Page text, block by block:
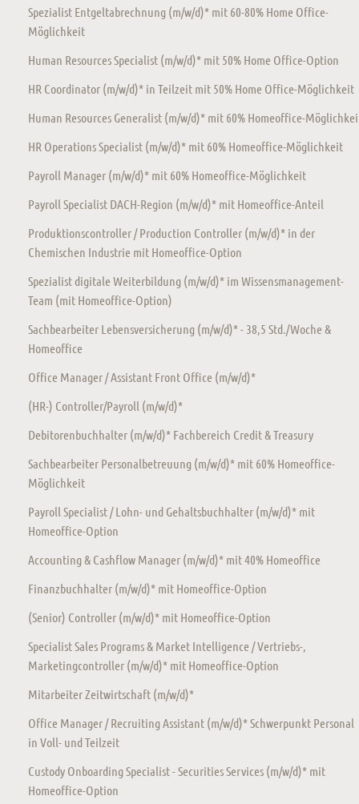
Spezialist Entgeltabrechnung (m/w/d)* mit 60-80% Home Office-
Möglichkeit
Human Resources Specialist (m/w/d)* mit 50% Home Office-Option
HR Coordinator (m/w/d)* in Teilzeit mit 50% Home Office-Möglichkeit
Human Resources Generalist (m/w/d)* mit 60% Homeoffice-
HR Operations Specialist (m/w/d)* mit 60% Homeoffice-Möglichkeit
Payroll Manager (m/w/d)* mit 60% Homeoffice-Möglichkeit
Payroll Specialist DACH-Region (m/w/d)* mit Homeoffice-Anteil
Produktionscontroller / Production Controller (m/w/d)* in der
Chemischen Industrie mit Homeoffice-Option
Spezialist digitale Weiterbildung (m/w/d)* im Wissensmanagement-
Team (mit Homeoffice-Option)
Sachbearbeiter Lebensversicherung (m/w/d)* - 38,5 Std./Woche &
Homeoffice
Office Manager / Assistant Front Office (m/w/d)*
(HR-) Controller/Payroll (m/w/d)*
Debitorenbuchhalter (m/w/d)* Fachbereich Credit & Treasury
Sachbearbeiter Personalbetreuung (m/w/d)* mit 60% Homeoffice-
Möglichkeit
Payroll Specialist / Lohn- und Gehaltsbuchhalter (m/w/d)* mit
Homeoffice-Option
Accounting & Cashflow Manager (m/w/d)* mit 40% Homeoffice
Finanzbuchhalter (m/w/d)* mit Homeoffice-Option
(Senior) Controller (m/w/d)* mit Homeoffice-Option
Specialist Sales Programs & Market Intelligence / Vertriebs-,
Marketingcontroller (m/w/d)* mit Homeoffice-Option
Mitarbeiter Zeitwirtschaft (m/w/d)*
Office Manager / Recruiting Assistant (m/w/d)* Schwerpunkt Personal
in Voll- und Teilzeit
Custody Onboarding Specialist - Securities Services (m/w/d)* mit
Homeoffice-Option